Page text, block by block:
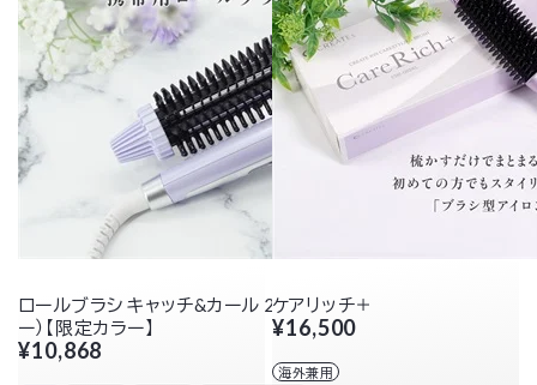
ロールブラシ キャッチ&カール 26mm（パールラベンダ
ー）【限定カラー】
¥10,868
ケアリッチ＋
¥16,500
海外兼用